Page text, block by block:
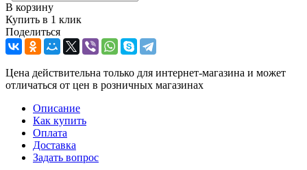
В корзину
Купить в 1 клик
Поделиться
Цена действительна только для интернет-магазина и может
отличаться от цен в розничных магазинах
Описание
Как купить
Оплата
Доставка
Задать вопрос